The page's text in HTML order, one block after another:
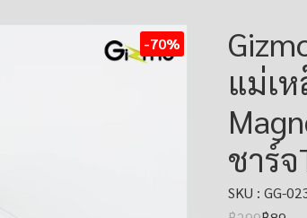
-70%
แม่เ
ชาร์จ
SKU : GG-